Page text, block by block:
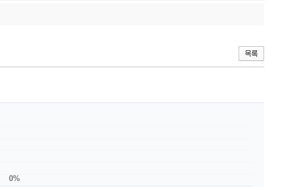
0%